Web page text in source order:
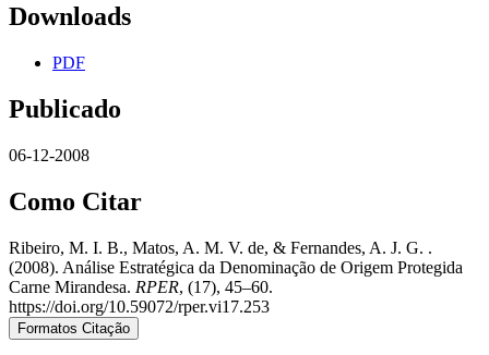
Downloads
PDF
Publicado
06-12-2008
Como Citar
Ribeiro, M. I. B., Matos, A. M. V. de, & Fernandes, A. J. G. .
(2008). Análise Estratégica da Denominação de Origem Protegida
Carne Mirandesa. RPER, (17), 45–60.
https://doi.org/10.59072/rper.vi17.253
Formatos Citação